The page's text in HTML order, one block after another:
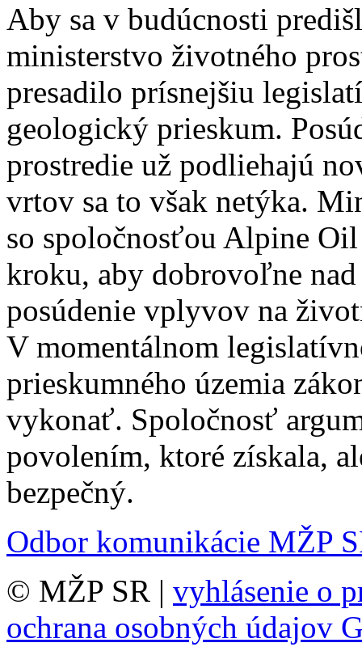
Aby sa v budúcnosti
ministerstvo životného
presadilo prísnejšiu
geologický prieskum.
prostredie už podliehajú
vrtov sa to však netýka.
so spoločnosťou Alpine
kroku, aby dobrovoľne
posúdenie vplyvov na
V momentálnom
prieskumného územia
vykonať. Spoločnosť
povolením, ktoré získala,
bezpečný.
Odbor komunikácie MŽP
© MŽP SR | vyhlásenie o
ochrana osobných údajov